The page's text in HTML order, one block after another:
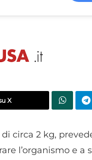
X
circa 2 kg,
l’organismo e a